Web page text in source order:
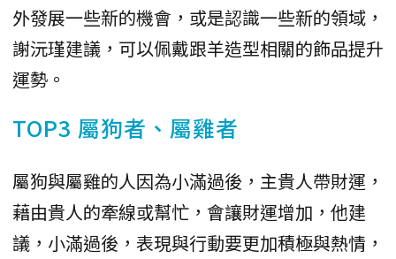
外發展一些新的機會，或是認識一些新的領域，
謝沅瑾建議，可以佩戴跟羊造型相關的飾品提升
運勢。
TOP3 屬狗者、屬雞者
屬狗與屬雞的人因為小滿過後，主貴人帶財運，
藉由貴人的牽線或幫忙，會讓財運增加，他建
議，小滿過後，表現與行動要更加積極與熱情，